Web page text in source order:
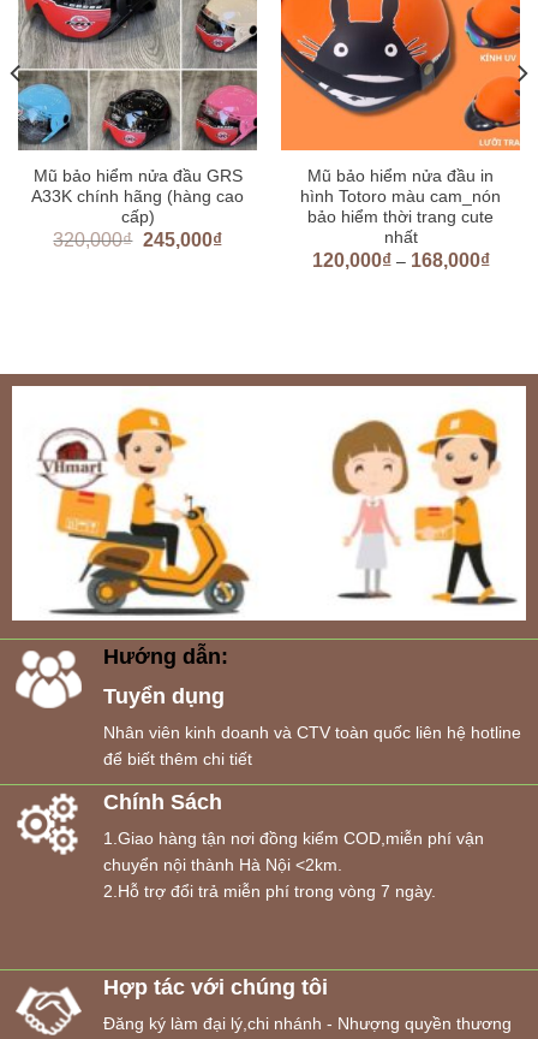
Mũ bảo hiểm nửa đầu GRS
A33K chính hãng (hàng cao
cấp)
320,000₫ 245,000₫
Mũ bảo hiểm nửa đầu in
hình Totoro màu cam_nón
bảo hiểm thời trang cute
nhất
120,000₫– 168,000₫
Hướng dẫn:
Tuyển dụng
Nhân viên kinh doanh và CTV toàn quốc liên hệ hotline
để biết thêm chi tiết
Chính Sách
1.Giao hàng tận nơi đồng kiểm COD,miễn phí vận
chuyển nội thành Hà Nội <2km.
2.Hỗ trợ đổi trả miễn phí trong vòng 7 ngày.
Hợp tác với chúng tôi
Đăng ký làm đại lý,chi nhánh - Nhượng quyền thương